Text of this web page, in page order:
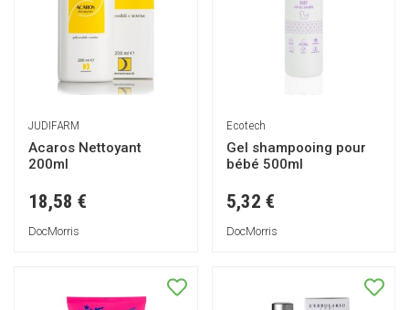
JUDIFARM
Acaros Nettoyant
200ml
18,58 €
DocMorris
Ecotech
Gel shampooing pour
bébé 500ml
5,32 €
DocMorris